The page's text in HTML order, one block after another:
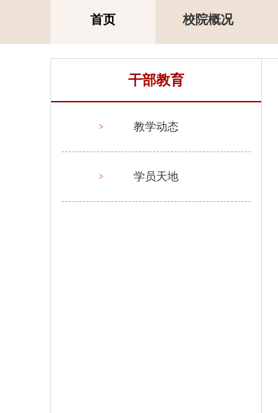
首页 校院概况
干部教育
教学动态
学员天地